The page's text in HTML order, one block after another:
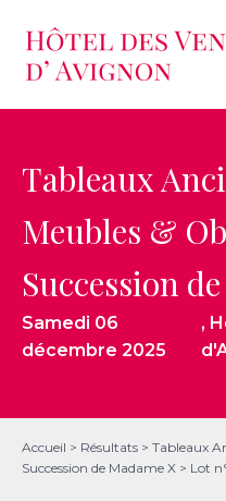
Tableaux
Meubles &
Succession
Samedi 06
décembre 2025
,
Accueil > Résultats > Tableaux
Succession de Madame X > Lot